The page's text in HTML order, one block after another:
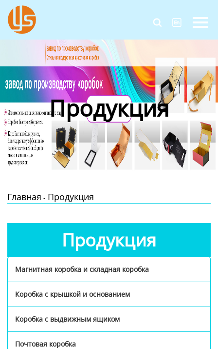
 
Главная
Продукция
О Нас
Контакты Продукция
Главная - Продукция
Продукция
Магнитная коробка и складная коробка
Коробка с крышкой и основанием
Коробка с выдвижным ящиком
Почтовая коробка